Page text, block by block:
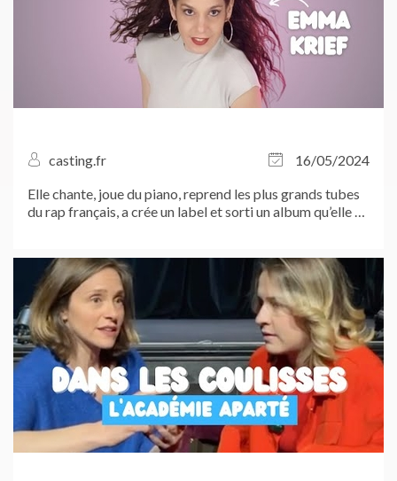
casting.fr
16/05/2024
Elle chante, joue du piano, reprend les plus grands tubes
du rap français, a crée un label et sorti un album qu’elle a